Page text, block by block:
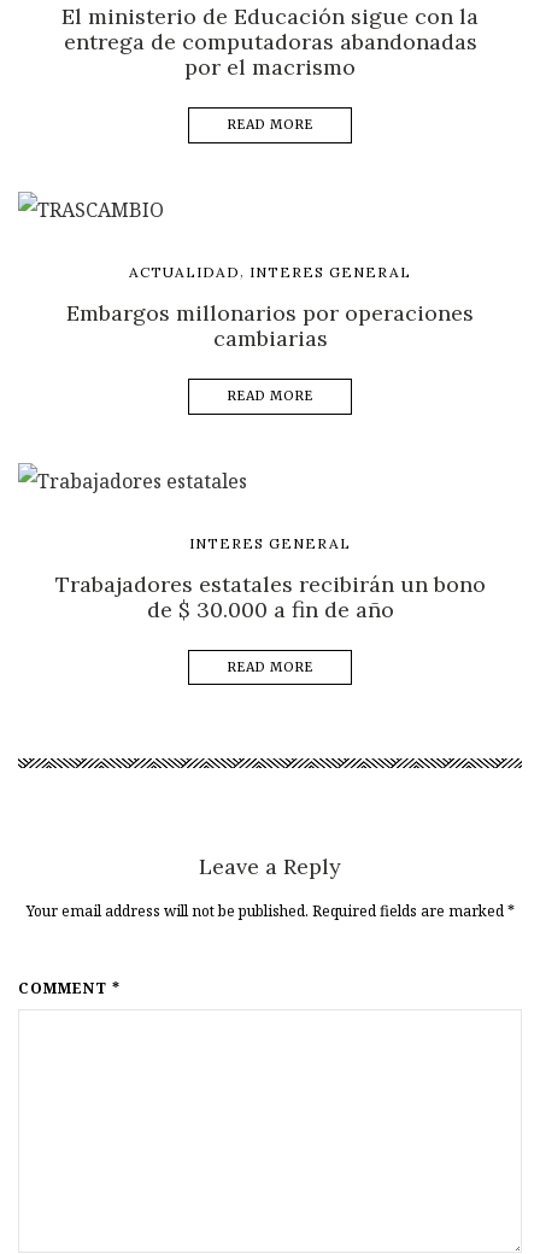
El ministerio de Educación sigue con la
entrega de computadoras abandonadas
por el macrismo
READ MORE
ACTUALIDAD , INTERES GENERAL
Embargos millonarios por operaciones
cambiarias
READ MORE
INTERES GENERAL
Trabajadores estatales recibirán un bono
de $ 30.000 a fin de año
READ MORE
Leave a Reply
Your email address will not be published. Required fields are marked*
COMMENT *